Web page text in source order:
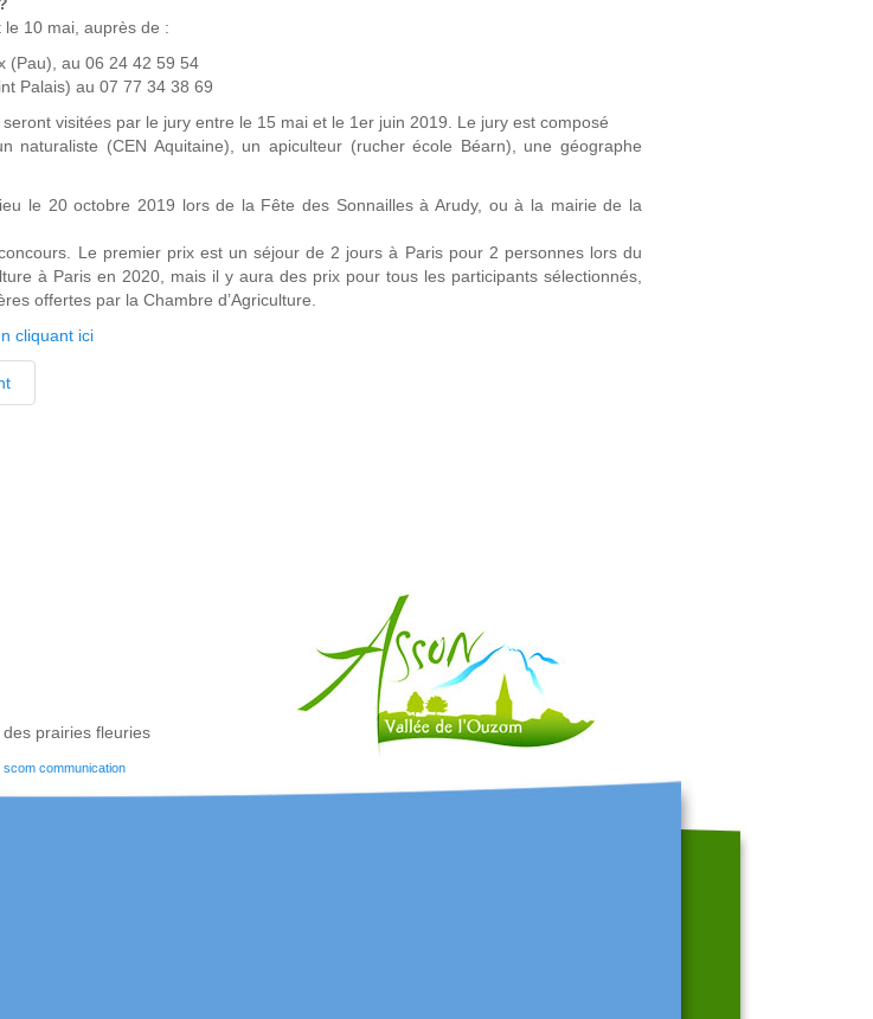
le 10 mai, auprès de :
(Pau), au 06 24 42 59 54
Palais) au 07 77 34 38 69
visitées par le jury entre le 15 mai et le 1er juin 2019. Le jury est composé
naturaliste (CEN Aquitaine), un apiculteur (rucher école Béarn), une géographe
le 20 octobre 2019 lors de la Fête des Sonnailles à Arudy, ou à la mairie de la
Le premier prix est un séjour de 2 jours à Paris pour 2 personnes lors du
à Paris en 2020, mais il y aura des prix pour tous les participants sélectionnés,
offertes par la Chambre d’Agriculture.
cliquant ici
prairies fleuries
scom communication